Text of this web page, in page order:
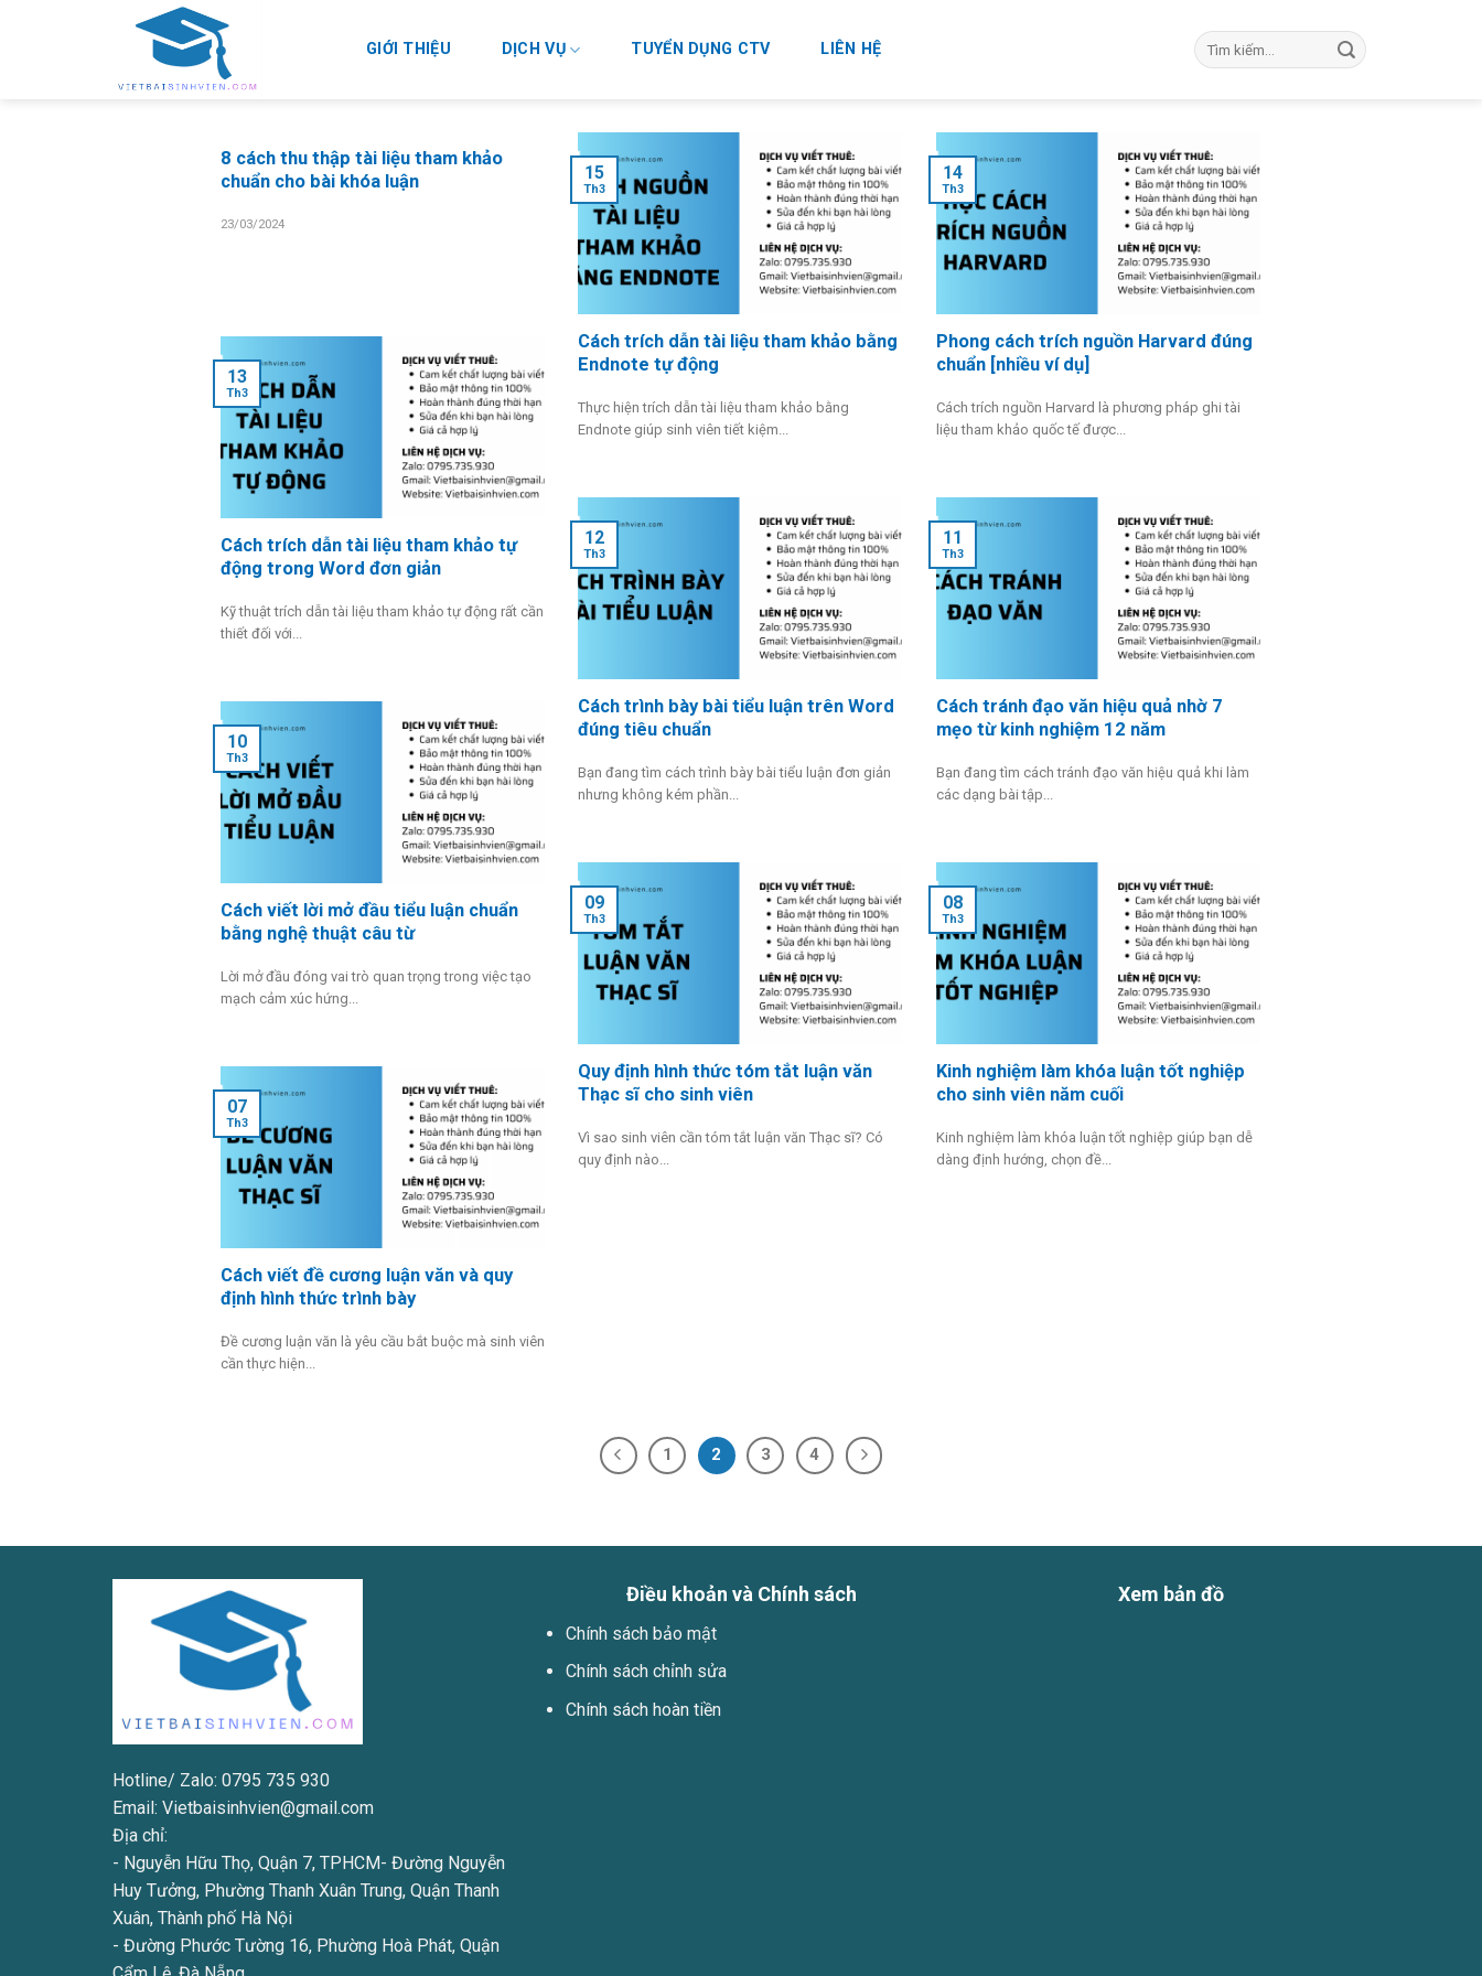
GIỚI THIỆU DỊCH VỤ TUYỂN DỤNG CTV LIÊN HỆ
Tìm
kiếm:
8 cách thu thập tài liệu tham khảo
chuẩn cho bài khóa luận
23/03/2024
Cách trích dẫn tài liệu tham khảo bằng
Endnote tự động
Thực hiện trích dẫn tài liệu tham khảo bằng
Endnote giúp sinh viên tiết kiệm...
15
Th3
Phong cách trích nguồn Harvard đúng
chuẩn [nhiều ví dụ]
Cách trích nguồn Harvard là phương pháp ghi tài
liệu tham khảo quốc tế được...
14
Th3
Cách trích dẫn tài liệu tham khảo tự
động trong Word đơn giản
Kỹ thuật trích dẫn tài liệu tham khảo tự động rất cần
thiết đối với...
13
Th3
Cách trình bày bài tiểu luận trên Word
đúng tiêu chuẩn
Bạn đang tìm cách trình bày bài tiểu luận đơn giản
nhưng không kém phần...
12
Th3
Cách tránh đạo văn hiệu quả nhờ 7
mẹo từ kinh nghiệm 12 năm
Bạn đang tìm cách tránh đạo văn hiệu quả khi làm
các dạng bài tập...
11
Th3
Cách viết lời mở đầu tiểu luận chuẩn
bằng nghệ thuật câu từ
Lời mở đầu đóng vai trò quan trọng trong việc tạo
mạch cảm xúc hứng...
10
Th3
Quy định hình thức tóm tắt luận văn
Thạc sĩ cho sinh viên
Vì sao sinh viên cần tóm tắt luận văn Thạc sĩ? Có
quy định nào...
09
Th3
Kinh nghiệm làm khóa luận tốt nghiệp
cho sinh viên năm cuối
Kinh nghiệm làm khóa luận tốt nghiệp giúp bạn dễ
dàng định hướng, chọn đề...
08
Th3
Cách viết đề cương luận văn và quy
định hình thức trình bày
Đề cương luận văn là yêu cầu bắt buộc mà sinh viên
cần thực hiện...
07
Th3
1 2 3 4
Hotline/ Zalo: 0795 735 930
Email: Vietbaisinhvien@gmail.com
Địa chỉ:
- Nguyễn Hữu Thọ, Quận 7, TPHCM- Đường Nguyễn
Huy Tưởng, Phường Thanh Xuân Trung, Quận Thanh
Xuân, Thành phố Hà Nội
- Đường Phước Tường 16, Phường Hoà Phát, Quận
Điều khoản và Chính sách
Chính sách bảo mật
Chính sách chỉnh sửa
Chính sách hoàn tiền
Xem bản đồ